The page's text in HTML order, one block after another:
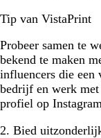
Tip van VistaPrint
Probeer samen te
bekend te maken
influencers die een
bedrijf en werk
profiel op
2. Bied